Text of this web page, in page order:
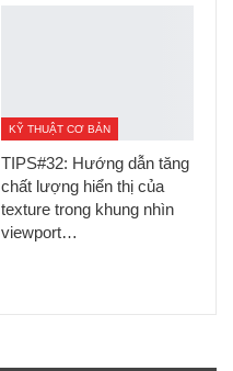
KỸ THUẬT CƠ BẢN
TIPS#32: Hướng dẫn tăng
chất lượng hiển thị của
texture trong khung nhìn
viewport…